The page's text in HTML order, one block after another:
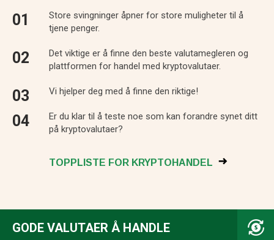
Store svingninger åpner for store muligheter til å
tjene penger.
Det viktige er å finne den beste valutamegleren og
plattformen for handel med kryptovalutaer.
Vi hjelper deg med å finne den riktige!
Er du klar til å teste noe som kan forandre synet ditt
på kryptovalutaer?
TOPPLISTE FOR KRYPTOHANDEL
GODE VALUTAER Å HANDLE